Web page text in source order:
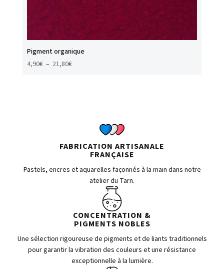
Pigment organique
4,90€ – 21,80€Plage
FABRICATION ARTISANALE
FRANÇAISE
Pastels, encres et aquarelles façonnés à la main dans notre
atelier du Tarn.
CONCENTRATION &
PIGMENTS NOBLES
Une sélection rigoureuse de pigments et de liants traditionnels
pour garantir la vibration des couleurs et une résistance
exceptionnelle à la lumière.